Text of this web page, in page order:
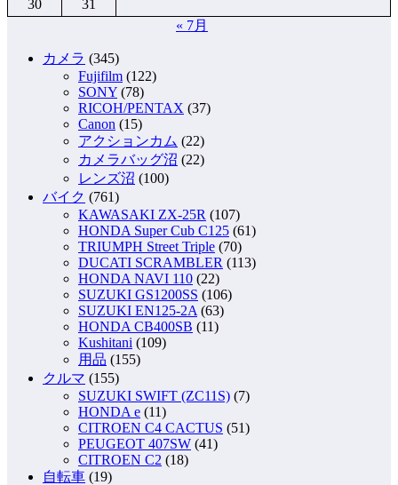
30
31
« 7月
カメラ (345)
Fujifilm (122)
SONY (78)
RICOH/PENTAX (37)
Canon (15)
アクションカム (22)
カメラバッグ沼 (22)
レンズ沼 (100)
バイク (761)
KAWASAKI ZX-25R (107)
HONDA Super Cub C125 (61)
TRIUMPH Street Triple (70)
DUCATI SCRAMBLER (113)
HONDA NAVI 110 (22)
SUZUKI GS1200SS (106)
SUZUKI EN125-2A (63)
HONDA CB400SB (11)
Kushitani (109)
用品 (155)
クルマ (155)
SUZUKI SWIFT (ZC11S) (7)
HONDA e (11)
CITROEN C4 CACTUS (51)
PEUGEOT 407SW (41)
CITROEN C2 (18)
自転車 (19)